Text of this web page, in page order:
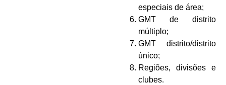
especiais de área;
GMT de distrito
múltiplo;
GMT distrito/distrito
único;
Regiões, divisões e
clubes.